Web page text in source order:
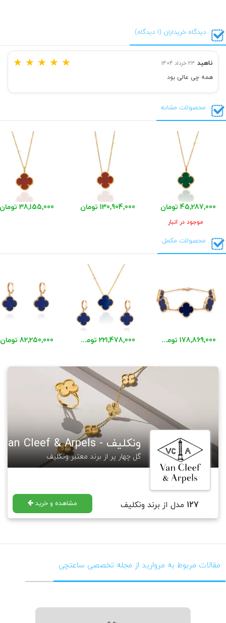
دیدگاه خریداران (1 دیدگاه)
ناهید 23 خرداد 1404 ★ ★ ★ ★ ★
همه چی عالی بود
محصولات مشابه
45,287,000 تومان
موجود در انبار
130,904,000 تومان 38,155,000 تومان
محصولات مکمل
178,869,000 تومان 221,478,000 تومان 82,250,000 تومان
ونکلیف - Van Cleef & Arpels
گل چهار پر از برند معتبر ونکلیف
127 مدل از برند ونکلیف مشاهده و خرید
مقالات مربوط به مروارید از مجله تخصصی ساعتچی